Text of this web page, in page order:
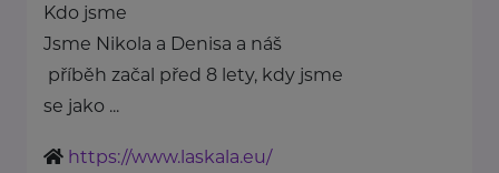
Kdo jsme
Jsme Nikola a Denisa a náš
příběh začal před 8 lety, kdy jsme
se jako ...
https://www.laskala.eu/